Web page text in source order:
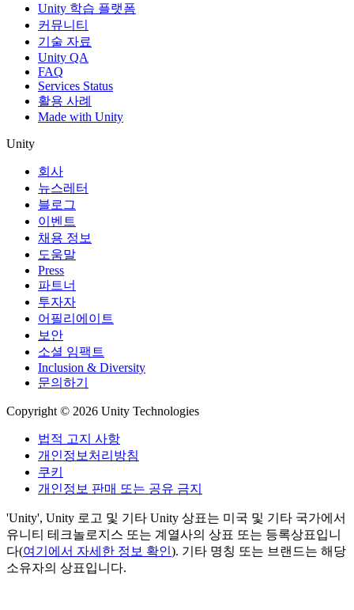
Unity 학습 플랫폼
커뮤니티
기술 자료
Unity QA
FAQ
Services Status
활용 사례
Made with Unity
Unity
회사
뉴스레터
블로그
이벤트
채용 정보
도움말
Press
파트너
투자자
어필리에이트
보안
소셜 임팩트
Inclusion & Diversity
문의하기
Copyright © 2026 Unity Technologies
법적 고지 사항
개인정보처리방침
쿠키
개인정보 판매 또는 공유 금지
'Unity', Unity 로고 및 기타 Unity 상표는 미국 및 기타 국가에서
유니티 테크놀로지스 또는 계열사의 상표 또는 등록상표입니
다(여기에서 자세한 정보 확인). 기타 명칭 또는 브랜드는 해당
소유자의 상표입니다.